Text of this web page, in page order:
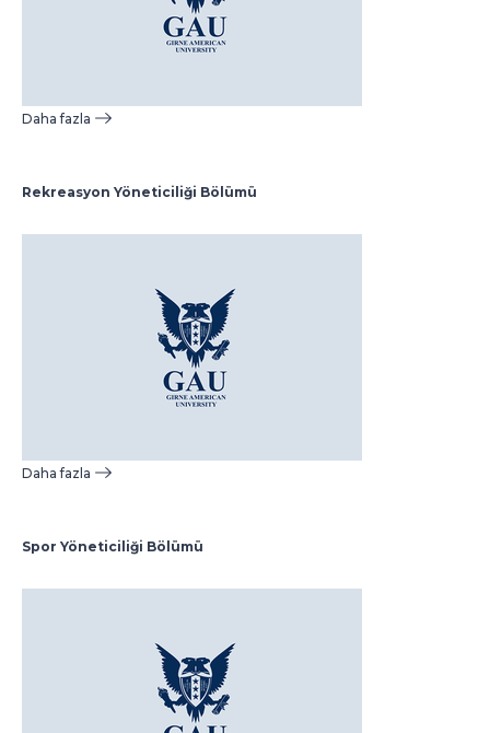
Daha fazla
Rekreasyon Yöneticiliği Bölümü
Daha fazla
Spor Yöneticiliği Bölümü